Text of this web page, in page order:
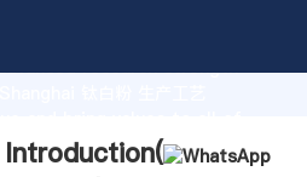
research strength
Introduction(